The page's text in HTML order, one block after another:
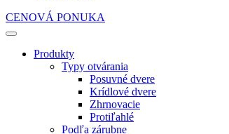
CENOVÁ PONUKA
Produkty
Typy otvárania
Posuvné dvere
Krídlové dvere
Zhrnovacie
Protiľahlé
Podľa zárubne